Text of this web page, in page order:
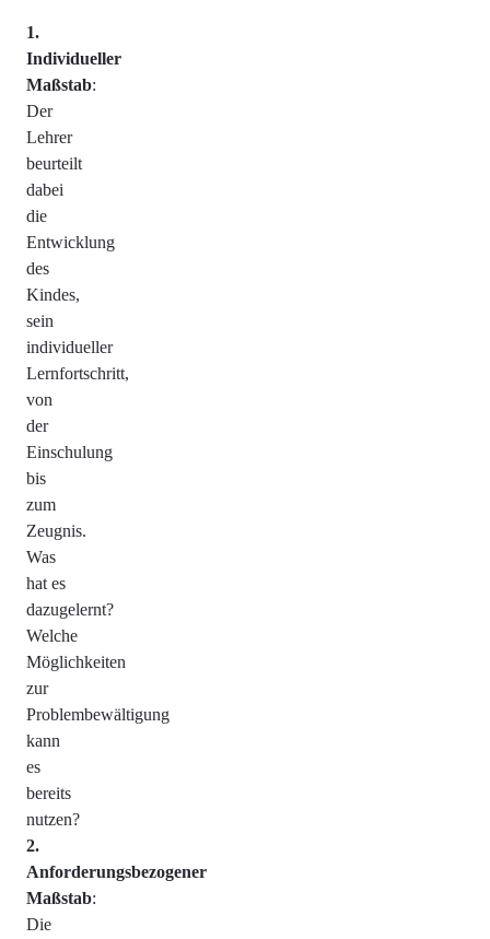
Individueller
Maßstab:
Der
Lehrer
beurteilt
dabei
die
Entwicklung
des
Kindes,
sein
individueller
Lernfortschritt,
von
der
Einschulung
bis
zum
Zeugnis.
Was
hat es
dazugelernt?
Welche
Möglichkeiten
zur
Problembewältigung
kann
es
bereits
nutzen?
Anforderungsbezogener
Maßstab:
Die